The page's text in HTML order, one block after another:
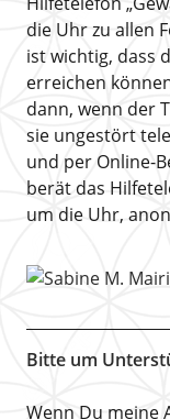
die Uhr zu allen
ist wichtig, dass
erreichen
dann, wenn der
sie ungestört
und per Online-
berät das
um die Uhr,
Bitte um
Wenn Du meine